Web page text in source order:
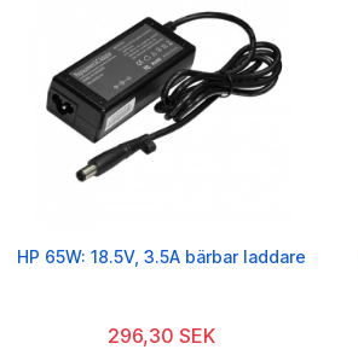
HP 65W: 18.5V, 3.5A bärbar laddare
296,30 SEK